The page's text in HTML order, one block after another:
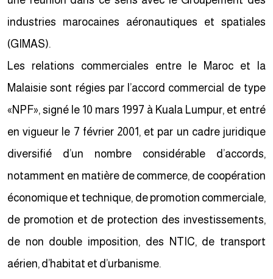
industries marocaines aéronautiques et spatiales
(GIMAS).
Les relations commerciales entre le Maroc et la
Malaisie sont régies par l’accord commercial de type
«NPF», signé le 10 mars 1997 à Kuala Lumpur, et entré
en vigueur le 7 février 2001, et par un cadre juridique
diversifié d’un nombre considérable d’accords,
notamment en matière de commerce, de coopération
économique et technique, de promotion commerciale,
de promotion et de protection des investissements,
de non double imposition, des NTIC, de transport
aérien, d’habitat et d’urbanisme.